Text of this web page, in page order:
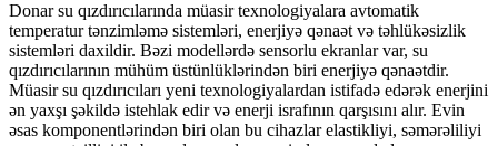
Donar su qızdırıcılarında müasir texnologiyalara avtomatik
temperatur tənzimləmə sistemləri, enerjiyə qənaət və təhlükəsizlik
sistemləri daxildir. Bəzi modellərdə sensorlu ekranlar var, su
qızdırıcılarının mühüm üstünlüklərindən biri enerjiyə qənaətdir.
Müasir su qızdırıcıları yeni texnologiyalardan istifadə edərək enerjini
ən yaxşı şəkildə istehlak edir və enerji israfının qarşısını alır. Evin
əsas komponentlərindən biri olan bu cihazlar elastikliyi, səmərəliliyi